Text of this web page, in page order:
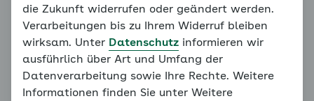
Mut machen und stark
werden.
Ängste bei Kindern
die Zukunft widerrufen oder geändert werden.
Verarbeitungen bis zu Ihrem Widerruf bleiben
wirksam. Unter Datenschutz informieren wir
ausführlich über Art und Umfang der
Datenverarbeitung sowie Ihre Rechte. Weitere
Informationen finden Sie unter Weitere